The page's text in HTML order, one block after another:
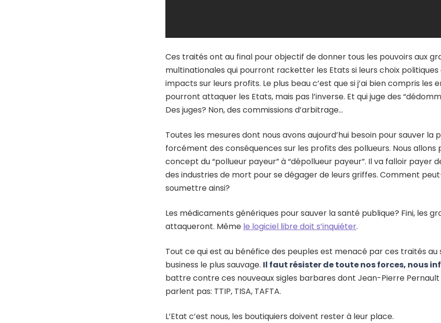
Ces traités ont au final pour objectif de donner tous les pouvoirs aux
multinationales qui pourront racketter les Etats si leurs choix politiques
impacts sur leurs profits. Le plus beau c’est que si j’ai bien compris les
pourront attaquer les Etats, mais pas l’inverse. Et qui juge des
Des juges? Non, des commissions d’arbitrage…
Toutes les mesures dont nous avons aujourd’hui besoin pour sauver la
forcément des conséquences sur les profits des pollueurs. Nous allons
concept du “pollueur payeur” à “dépollueur payeur”. Il va falloir payer
des industries de mort pour se dégager de leurs griffes. Comment
soumettre ainsi?
Les médicaments génériques pour sauver la santé publique? Fini, les
attaqueront. Même le logiciel libre doit s’inquiéter.
Tout ce qui est au bénéfice des peuples est menacé par ces traités au
business le plus sauvage. Il faut résister de toute nos forces, nous
battre contre ces nouveaux sigles barbares dont Jean-Pierre Pernault
parlent pas: TTIP, TISA, TAFTA.
L’Etat c’est nous, les boutiquiers doivent rester à leur place.